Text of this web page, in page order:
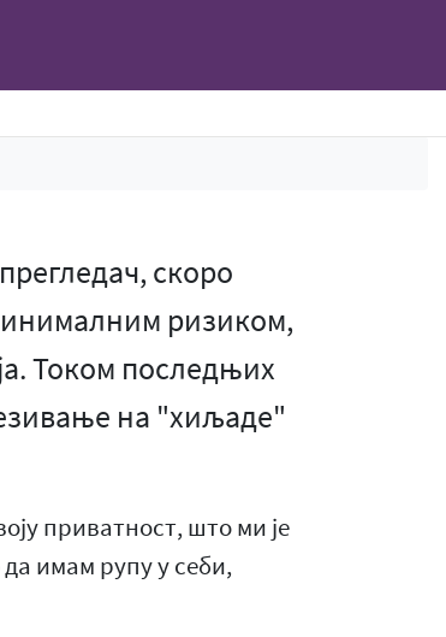
скоро
ризиком,
Током последњих
на "хиљаде"
приватност, што ми је
имам рупу у себи,